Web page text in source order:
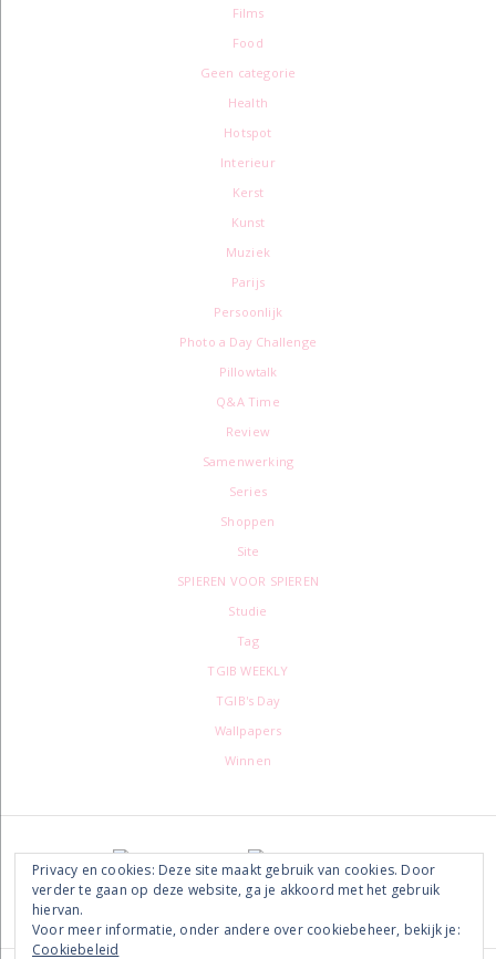
Films
Food
Geen categorie
Health
Hotspot
Interieur
Kerst
Kunst
Muziek
Parijs
Persoonlijk
Photo a Day Challenge
Pillowtalk
Q&A Time
Review
Samenwerking
Series
Shoppen
Site
SPIEREN VOOR SPIEREN
Studie
Tag
TGIB WEEKLY
TGIB's Day
Wallpapers
Winnen
Footer
Privacy en cookies: Deze site maakt gebruik van cookies. Door
verder te gaan op deze website, ga je akkoord met het gebruik
hiervan.
Voor meer informatie, onder andere over cookiebeheer, bekijk je:
Cookiebeleid